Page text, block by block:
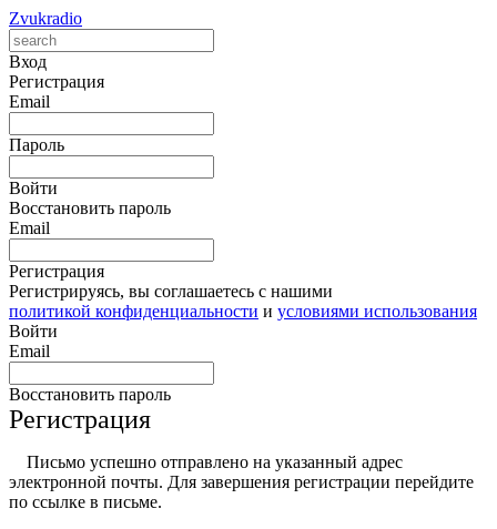
Zvukradio
Вход
Регистрация
Email
Пароль
Войти
Восстановить пароль
Email
Регистрация
Регистрируясь, вы соглашаетесь с нашими
политикой конфиденциальности и условиями использования
Войти
Email
Восстановить пароль
Регистрация
Письмо успешно отправлено на указанный адрес
электронной почты. Для завершения регистрации перейдите
по ссылке в письме.